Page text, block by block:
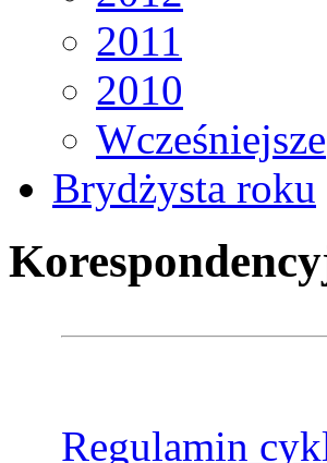
2011
2010
Wcześniejsze
Brydżysta roku
Regulamin